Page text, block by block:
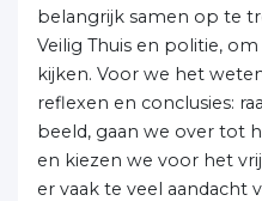
belangrijk samen op te
Veilig Thuis en politie,
kijken. Voor we het
reflexen en conclusies:
beeld, gaan we over tot
en kiezen we voor het
er vaak te veel aandacht